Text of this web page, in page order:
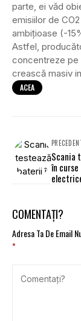
parte, ei văd
emisiilor de
ambițioase (-
Astfel,
concentreze pe
crească masiv
ACEA
Scania
în curse
COMENTAȚI?
Adresa Ta De Email
*